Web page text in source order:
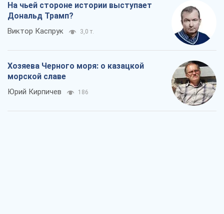
На чьей стороне истории выступает
Дональд Трамп?
Виктор Каспрук 3,0 т.
Хозяева Черного моря: о казацкой
морской славе
Юрий Кирпичев 186